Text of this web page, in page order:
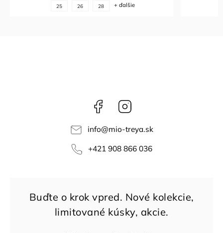
25 26 28 + ďalšie
Facebook
info@mio-treya.sk
+421 908 866 036